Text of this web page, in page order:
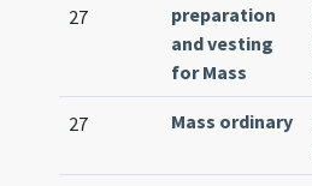
27
preparation
and vesting
for Mass
27 Mass ordinary